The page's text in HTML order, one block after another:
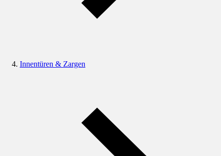
Innentüren & Zargen